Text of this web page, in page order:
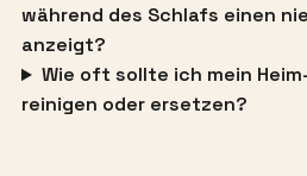
während des Schlafs einen
anzeigt?
Wie oft sollte ich mein
reinigen oder ersetzen?